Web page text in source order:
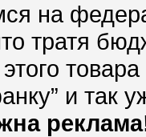
на
тратя
и так